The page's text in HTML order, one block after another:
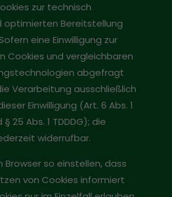
zur technisch
optimierten Bereitstellung
eine Einwilligung zur
Cookies und vergleichbaren
abgefragt
Verarbeitung ausschließlich
Einwilligung (Art. 6 Abs. 1
25 Abs. 1 TDDDG); die
widerrufbar.
Browser so einstellen, dass
von Cookies informiert